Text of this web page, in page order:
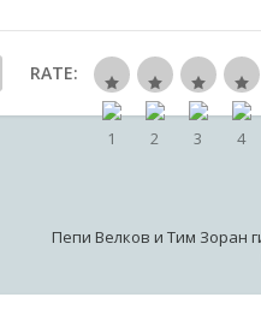
RATE:
Пепи Велков и Тим Зоран